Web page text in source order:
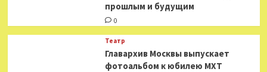
прошлым и будущим
0
Театр
​​Главархив Москвы выпускает
фотоальбом к юбилею МХТ